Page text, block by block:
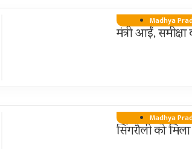
Madhya
मंत्री आईं,
Madhya
सिंगरौली को